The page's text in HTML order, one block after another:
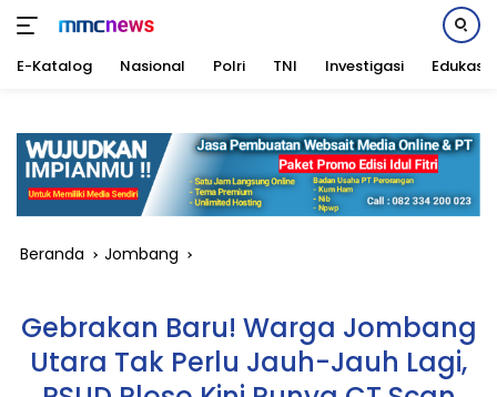
konten
E-Katalog Nasional Polri TNI Investigasi Edukasi
Beranda Jombang
Gebrakan Baru! Warga Jombang
Utara Tak Perlu Jauh-Jauh Lagi,